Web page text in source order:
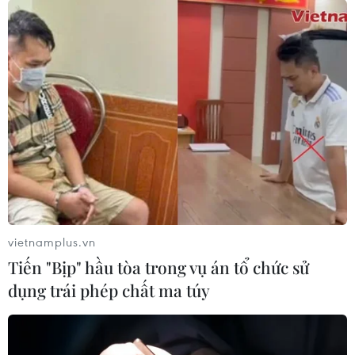
vietnamplus.vn
Tiến "Bịp" hầu tòa trong vụ án tổ chức sử
dụng trái phép chất ma túy